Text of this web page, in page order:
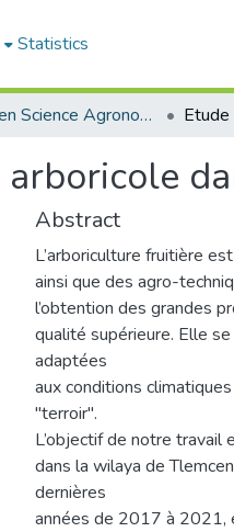
Statistics
Master en Science Agronomie
Abstract
L’arboriculture fruitière
ainsi que des agro-
l’obtention des grandes
qualité supérieure. Elle
adaptées
aux conditions
"terroir".
L’objectif de notre travail
dans la wilaya de
dernières
années de 2017 à 2021,